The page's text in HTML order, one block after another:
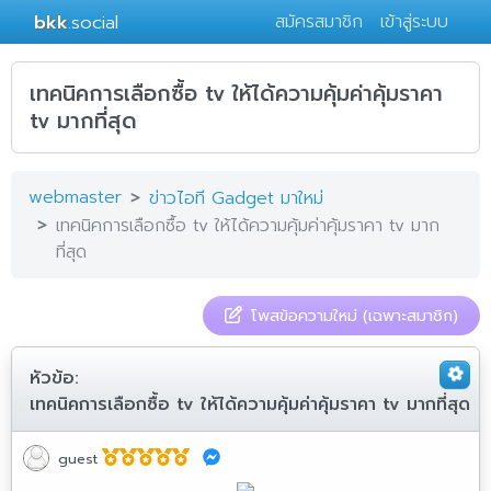
bkk.social สมัครสมาชิก เข้าสู่ระบบ
เทคนิคการเลือกซื้อ tv ให้ได้ความคุ้มค่าคุ้มราคา
tv มากที่สุด
webmaster
ข่าวไอที Gadget มาใหม่
เทคนิคการเลือกซื้อ tv ให้ได้ความคุ้มค่าคุ้มราคา tv มาก
ที่สุด
โพสข้อความใหม่ (เฉพาะสมาชิก)
หัวข้อ:
เทคนิคการเลือกซื้อ tv ให้ได้ความคุ้มค่าคุ้มราคา tv มากที่สุด
guest